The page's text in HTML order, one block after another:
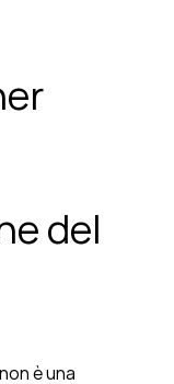
del
è una